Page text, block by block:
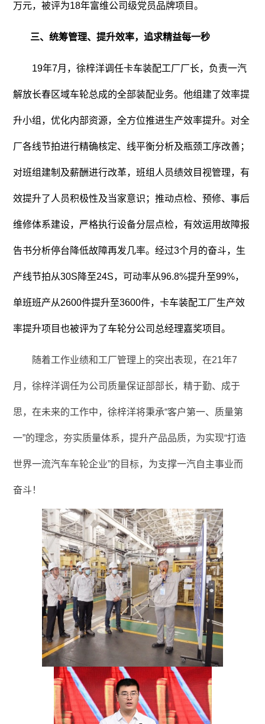
万元，被评为18年富维公司级党员品牌项目。
三、统筹管理、提升效率，追求精益每一秒
19年7月，徐梓洋调任卡车装配工厂厂长，负责一汽
解放长春区域车轮总成的全部装配业务。他组建了效率提
升小组，优化内部资源，全方位推进生产效率提升。对全
厂各线节拍进行精确核定、线平衡分析及瓶颈工序改善；
对班组建制及薪酬进行改革，班组人员绩效目视管理，有
效提升了人员积极性及当家意识；推动点检、预修、事后
维修体系建设，严格执行设备分层点检，有效运用故障报
告书分析停台降低故障再发几率。经过3个月的奋斗，生
产线节拍从30S降至24S，可动率从96.8%提升至99%，
单班班产从2600件提升至3600件，卡车装配工厂生产效
率提升项目也被评为了车轮分公司总经理嘉奖项目。
随着工作业绩和工厂管理上的突出表现，在21年7
月，徐梓洋调任为公司质量保证部部长，精于勤、成于
思，在未来的工作中，徐梓洋将秉承“客户第一、质量第
一”的理念，夯实质量体系，提升产品品质，为实现“打造
世界一流汽车车轮企业”的目标，为支撑一汽自主事业而
奋斗！